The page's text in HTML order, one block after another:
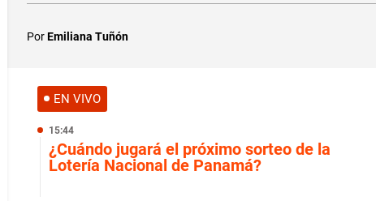
PorEmiliana Tuñón
EN VIVO
15:44
¿Cuándo jugará el próximo sorteo de la
Lotería Nacional de Panamá?